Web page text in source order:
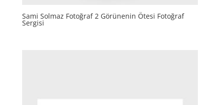
Sami Solmaz Fotoğraf 2 Görünenin Ötesi Fotoğraf
Sergisi